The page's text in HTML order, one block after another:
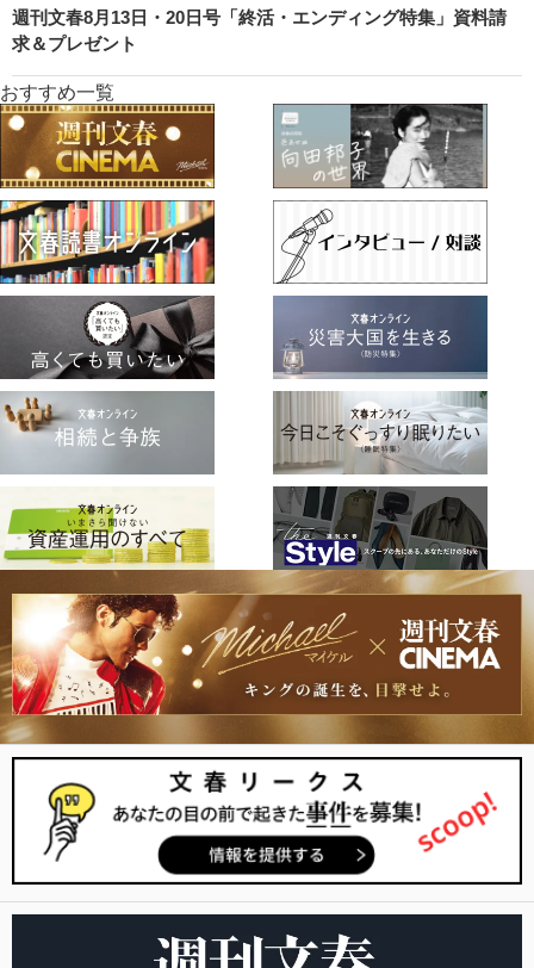
週刊文春8月13日・20日号「終活・エンディング特集」資料請
求＆プレゼント
おすすめ一覧